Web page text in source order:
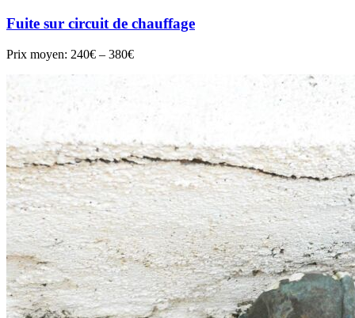
Fuite sur circuit de chauffage
Prix moyen: 240€ – 380€